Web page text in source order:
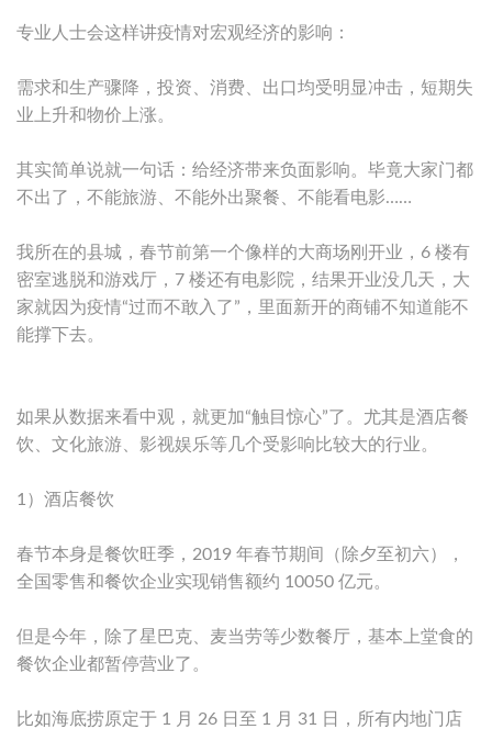
专业人士会这样讲疫情对宏观经济的影响：
需求和生产骤降，投资、消费、出口均受明显冲击，短期失
业上升和物价上涨。
其实简单说就一句话：给经济带来负面影响。毕竟大家门都
不出了，不能旅游、不能外出聚餐、不能看电影……
我所在的县城，春节前第一个像样的大商场刚开业，6 楼有
密室逃脱和游戏厅，7 楼还有电影院，结果开业没几天，大
家就因为疫情“过而不敢入了”，里面新开的商铺不知道能不
能撑下去。
如果从数据来看中观，就更加“触目惊心”了。尤其是酒店餐
饮、文化旅游、影视娱乐等几个受影响比较大的行业。
1）酒店餐饮
春节本身是餐饮旺季，2019 年春节期间（除夕至初六），
全国零售和餐饮企业实现销售额约 10050 亿元。
但是今年，除了星巴克、麦当劳等少数餐厅，基本上堂食的
餐饮企业都暂停营业了。
比如海底捞原定于 1 月 26 日至 1 月 31 日，所有内地门店